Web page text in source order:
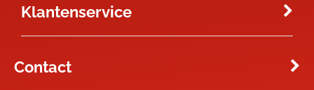
Klantenservice
Contact